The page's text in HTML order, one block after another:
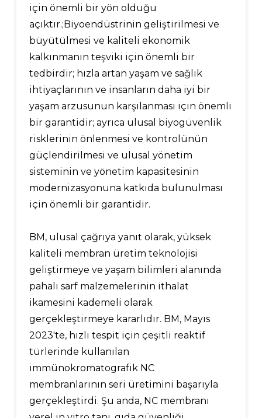
için önemli bir yön olduğu
açıktır.;Biyoendüstrinin geliştirilmesi ve
büyütülmesi ve kaliteli ekonomik
kalkınmanın teşviki için önemli bir
tedbirdir; hızla artan yaşam ve sağlık
ihtiyaçlarının ve insanların daha iyi bir
yaşam arzusunun karşılanması için önemli
bir garantidir; ayrıca ulusal biyogüvenlik
risklerinin önlenmesi ve kontrolünün
güçlendirilmesi ve ulusal yönetim
sisteminin ve yönetim kapasitesinin
modernizasyonuna katkıda bulunulması
için önemli bir garantidir.
BM, ulusal çağrıya yanıt olarak, yüksek
kaliteli membran üretim teknolojisi
geliştirmeye ve yaşam bilimleri alanında
pahalı sarf malzemelerinin ithalat
ikamesini kademeli olarak
gerçekleştirmeye kararlıdır. BM, Mayıs
2023'te, hızlı tespit için çeşitli reaktif
türlerinde kullanılan
immünokromatografik NC
membranlarının seri üretimini başarıyla
gerçekleştirdi. Şu anda, NC membranı